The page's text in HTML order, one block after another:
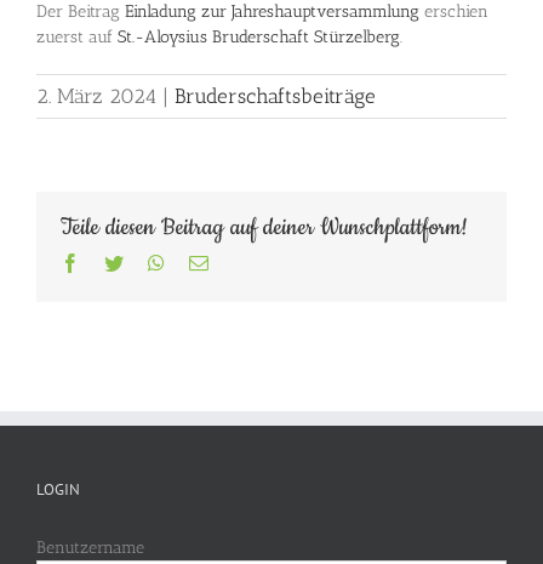
Der Beitrag Einladung zur Jahreshauptversammlung erschien
zuerst auf St.-Aloysius Bruderschaft Stürzelberg.
2. März 2024 | Bruderschaftsbeiträge
Teile diesen Beitrag auf deiner Wunschplattform!
Facebook
Twitter WhatsApp
E-
LOGIN
Benutzername